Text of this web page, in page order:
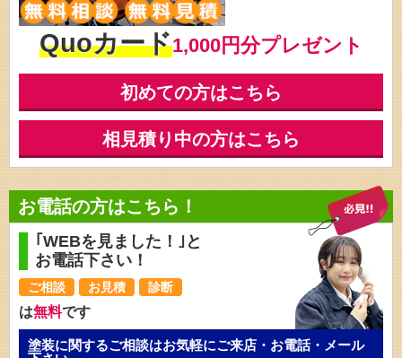
Quoカード1,000円分プレゼント
初めての方はこちら
相見積り中の方はこちら
お電話の方はこちら！
｢WEBを見ました！｣と
お電話下さい！
ご相談 お見積 診断
は無料です
塗装に関するご相談はお気軽にご来店・お電話・メール